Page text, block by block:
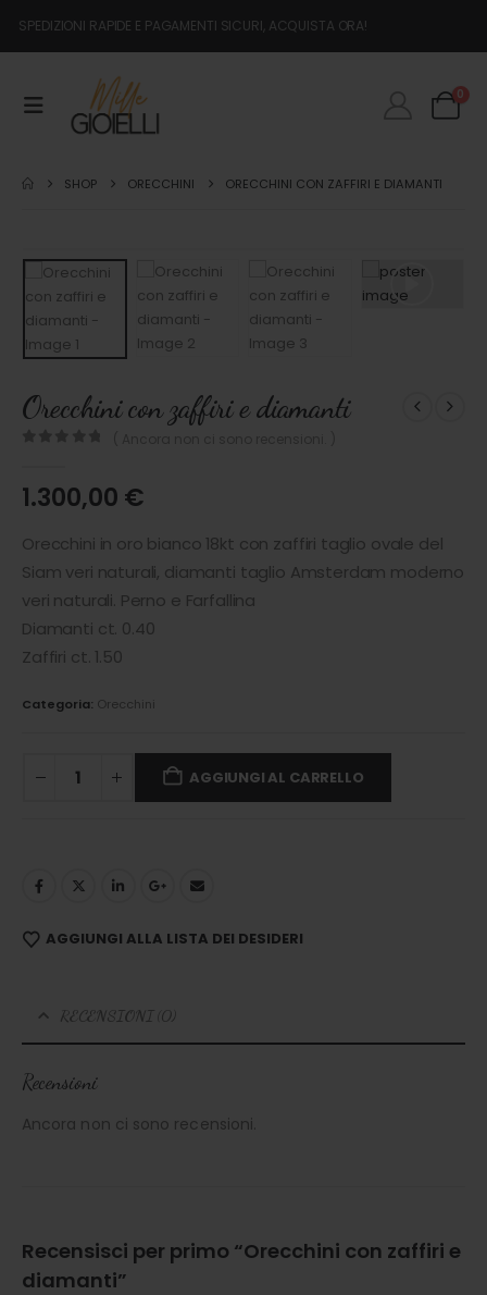
SPEDIZIONI RAPIDE E PAGAMENTI SICURI, ACQUISTA ORA!
0
SHOP ORECCHINI ORECCHINI CON ZAFFIRI E DIAMANTI
Orecchini con zaffiri e diamanti
1.300,00 €
Orecchini in oro bianco 18kt con zaffiri taglio ovale del
Siam veri naturali, diamanti taglio Amsterdam moderno
veri naturali. Perno e Farfallina
Diamanti ct. 0.40
Zaffiri ct. 1.50
Categoria: Orecchini
AGGIUNGI AL CARRELLO
AGGIUNGI ALLA LISTA DEI DESIDERI
RECENSIONI (0)
Recensioni
Ancora non ci sono recensioni.
Recensisci per primo “Orecchini con zaffiri e
diamanti”